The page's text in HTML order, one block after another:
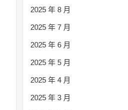
2025 年 8 月
2025 年 7 月
2025 年 6 月
2025 年 5 月
2025 年 4 月
2025 年 3 月